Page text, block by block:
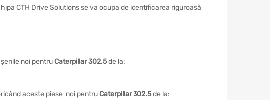
CTH Drive Solutions se va ocupa de identificarea riguroasă
noi pentruCaterpillar 302.5de la:
aceste piese noi pentruCaterpillar 302.5de la: